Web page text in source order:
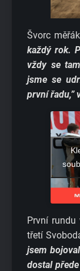
Švorc
každý rok.
vždy se
jsme se
první řadu,”
První rundu
třetí
jsem
dostal